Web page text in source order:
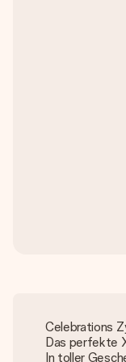
Celebrations
Das perfekte
In toller